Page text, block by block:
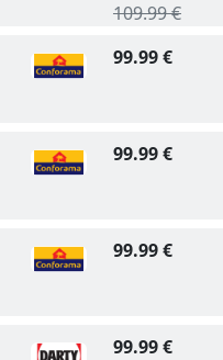
109.99 €
99.99 €
99.99 €
99.99 €
99.99 €